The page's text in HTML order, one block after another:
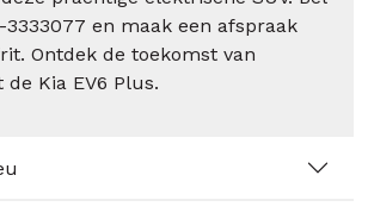
en maak een afspraak
Ontdek de toekomst van
Kia EV6 Plus.